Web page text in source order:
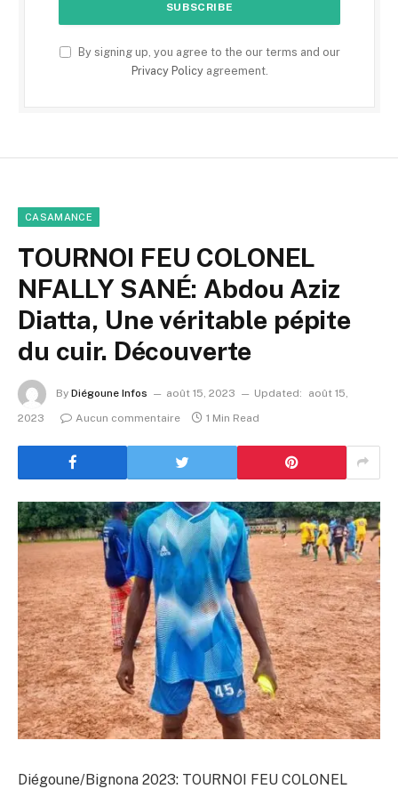
By signing up, you agree to the our terms and our
Privacy Policyagreement.
CASAMANCE
TOURNOI FEU COLONEL
NFALLY SANÉ: Abdou Aziz
Diatta, Une véritable pépite
du cuir. Découverte
By Diégoune Infos août 15, 2023 Updated:
août 15,
2023
Aucun commentaire 1 Min Read
Diégoune/Bignona 2023: TOURNOI FEU COLONEL